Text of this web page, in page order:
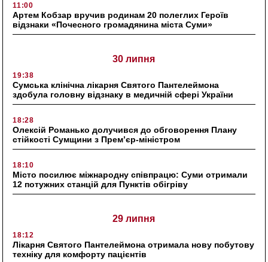
11:00
Артем Кобзар вручив родинам 20 полеглих Героїв
відзнаки «Почесного громадянина міста Суми»
30 липня
19:38
Сумська клінічна лікарня Святого Пантелеймона
здобула головну відзнаку в медичній сфері України
18:28
Олексій Романько долучився до обговорення Плану
стійкості Сумщини з Прем’єр-міністром
18:10
Місто посилює міжнародну співпрацю: Суми отримали
12 потужних станцій для Пунктів обігріву
29 липня
18:12
Лікарня Святого Пантелеймона отримала нову побутову
техніку для комфорту пацієнтів